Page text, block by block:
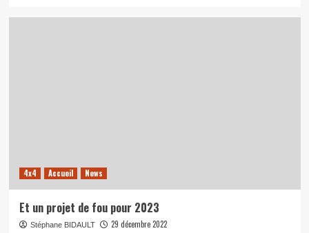
4x4 Accueil News
Et un projet de fou pour 2023
Stéphane BIDAULT 29 décembre 2022